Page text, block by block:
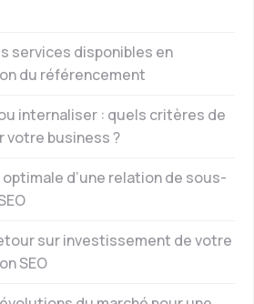
services disponibles en
du référencement
internaliser : quels critères de
votre business ?
d’une relation de sous-
sur investissement de votre
SEO